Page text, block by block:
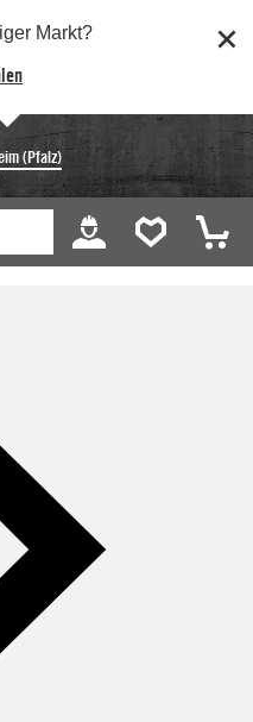
Markt?
(Pfalz)